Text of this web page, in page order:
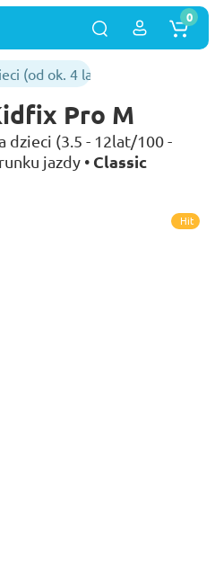
0
(od ok. 4 lat)
Pro M
(3.5 - 12lat/100 -
jazdy • Classic
Hit